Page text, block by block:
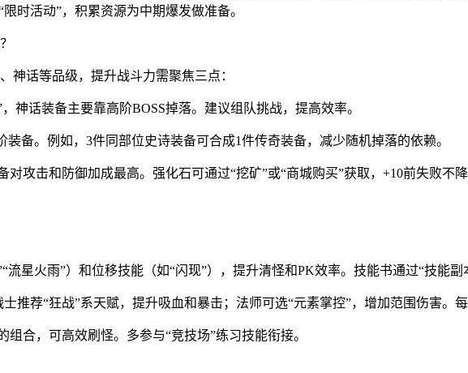
时活动”，积累资源为中期爆发做准备。
神话等品级，提升战斗力需聚焦三点：
神话装备主要靠高阶BOSS掉落。建议组队挑战，提高效率。
备。例如，3件同部位史诗装备可合成1件传奇装备，减少随机掉落的依赖。
攻击和防御加成最高。强化石可通过“挖矿”或“商城购买”获取，+10前失败不降
星火雨”）和位移技能（如“闪现”），提升清怪和PK效率。技能书通过“技能副
推荐“狂战”系天赋，提升吸血和暴击；法师可选“元素掌控”，增加范围伤害。
合，可高效刷怪。多参与“竞技场”练习技能衔接。